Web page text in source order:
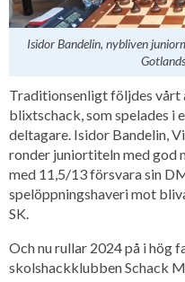
Isidor Bandelin, nybliven
Traditionsenligt följdes
blixtschack, som spelades i
deltagare. Isidor Bandelin,
ronder juniortiteln med god
med 11,5/13 försvara sin
spelöppningshaveri mot
SK.
Och nu rullar 2024 på i hög
skolshackklubben Schack